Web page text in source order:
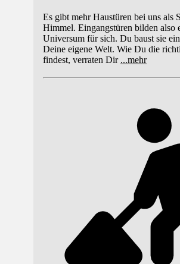
Es gibt mehr Haustüren bei uns als
Himmel. Eingangstüren bilden also
Universum für sich. Du baust sie
Deine eigene Welt. Wie Du die
findest, verraten Dir ...mehr